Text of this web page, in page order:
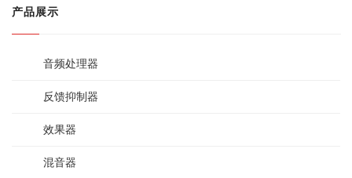
产品展示
音频处理器
反馈抑制器
效果器
混音器